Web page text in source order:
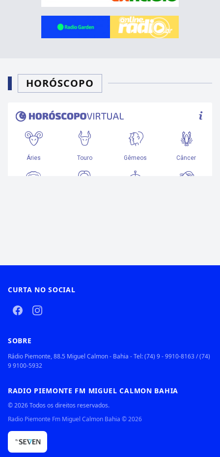
HORÓSCOPO
CURTA NO SOCIAL
SOBRE
Rádio Piemonte, 88.5 Miguel Calmon - Bahia - Tel: (74) 9 - 9910-8163 / (74)
9 9100-5932
RADIO PIEMONTE FM MIGUEL CALMON BAHIA
© 2026 Todos os direitos reservados.
Radio Piemonte Fm Miguel Calmon Bahia ©2026